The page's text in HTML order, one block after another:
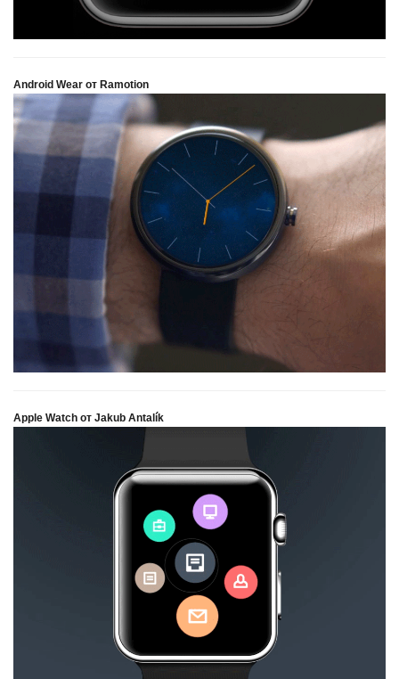
Android Wear от Ramotion
Apple Watch от Jakub Antalík